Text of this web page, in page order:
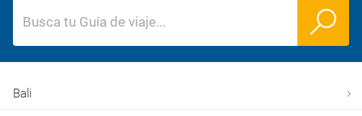
Busca tu Guía de viaje...
Bali